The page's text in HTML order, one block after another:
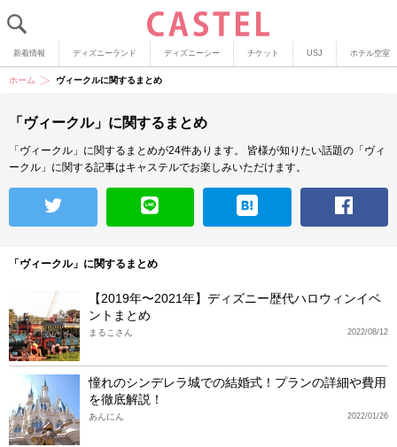
新着情報 ディズニーランド ディズニーシー チケット USJ ホテル空室
ホーム ヴィークルに関するまとめ
「ヴィークル」に関するまとめ
「ヴィークル」に関するまとめが24件あります。
皆様が知りたい話題の「ヴィ
ークル」に関する記事はキャステルでお楽しみいただけます。
「ヴィークル」に関するまとめ
【2019年〜2021年】ディズニー歴代ハロウィンイベ
ントまとめ
2022/08/12
まるこさん
憧れのシンデレラ城での結婚式！プランの詳細や費用
を徹底解説！
2022/01/26
あんにん